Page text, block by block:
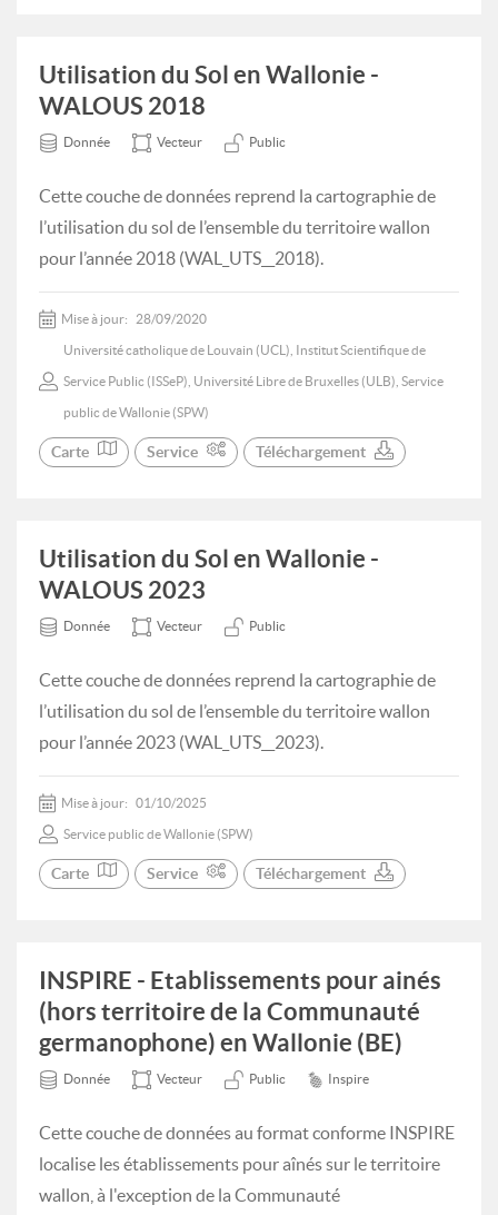
Utilisation du Sol en Wallonie -
WALOUS 2018
Donnée Vecteur Public
Cette couche de données reprend la cartographie de
l’utilisation du sol de l’ensemble du territoire wallon
pour l’année 2018 (WAL_UTS__2018).
Mise à jour: 28/09/2020
Université catholique de Louvain (UCL), Institut Scientifique de
Service Public (ISSeP), Université Libre de Bruxelles (ULB), Service
public de Wallonie (SPW)
Carte Service Téléchargement
Utilisation du Sol en Wallonie -
WALOUS 2023
Donnée Vecteur Public
Cette couche de données reprend la cartographie de
l’utilisation du sol de l’ensemble du territoire wallon
pour l’année 2023 (WAL_UTS__2023).
Mise à jour: 01/10/2025
Service public de Wallonie (SPW)
Carte Service Téléchargement
INSPIRE - Etablissements pour ainés
(hors territoire de la Communauté
germanophone) en Wallonie (BE)
Donnée Vecteur Public Inspire
Cette couche de données au format conforme INSPIRE
localise les établissements pour aînés sur le territoire
wallon, à l'exception de la Communauté